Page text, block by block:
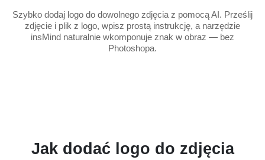
Szybko dodaj logo do dowolnego zdjęcia z pomocą AI. Prześlij
zdjęcie i plik z logo, wpisz prostą instrukcję, a narzędzie
insMind naturalnie wkomponuje znak w obraz — bez
Photoshopa.
Jak dodać logo do zdjęcia